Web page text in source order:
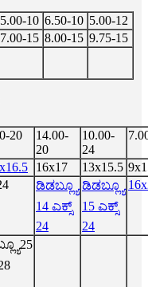
5.00-10 6.50-10 5.00-12
7.00-15 8.00-15 9.75-15
20
14.00-
20
10.00-
24
16x17 13x15.5
ಡಿಡಬ್ಲ್ಯೂ
14 ಎಕ್ಸ್
24
ಡಿಡಬ್ಲ್ಯೂ
15 ಎಕ್ಸ್
24